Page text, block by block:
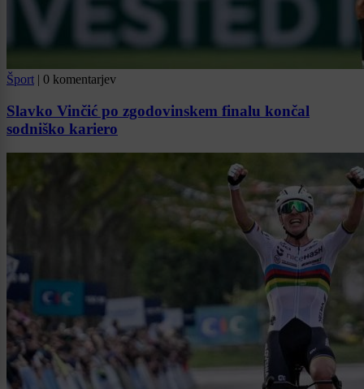
Šport | 0 komentarjev
Slavko Vinčić po zgodovinskem finalu končal
sodniško kariero